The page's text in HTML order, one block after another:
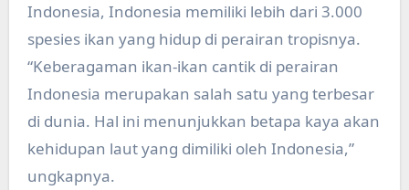
Indonesia, Indonesia memiliki lebih dari 3.000
spesies ikan yang hidup di perairan tropisnya.
“Keberagaman ikan-ikan cantik di perairan
Indonesia merupakan salah satu yang terbesar
di dunia. Hal ini menunjukkan betapa kaya akan
kehidupan laut yang dimiliki oleh Indonesia,”
ungkapnya.